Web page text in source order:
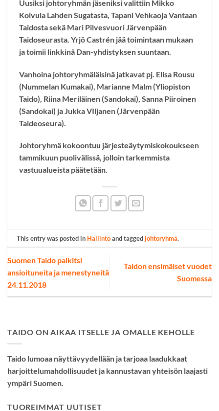
Uusiksi johtoryhmän jäseniksi valittiin Mikko
Koivula Lahden Sugatasta, Tapani Vehkaoja Vantaan
Taidosta sekä Mari Pilvesvuori Järvenpään
Taidoseurasta. Yrjö Castrén jää toimintaan mukaan
ja toimii linkkinä Dan-yhdistyksen suuntaan.
Vanhoina johtoryhmäläisinä jatkavat pj. Elisa Rousu
(Nummelan Kumakai), Marianne Malm (Yliopiston
Taido), Riina Meriläinen (Sandokai), Sanna Piiroinen
(Sandokai) ja Jukka VIljanen (Järvenpään
Taideoseura).
Johtoryhmä kokoontuu järjesteäytymiskokoukseen
tammikuun puolivälissä, jolloin tarkemmista
vastuualueista päätetään.
This entry was posted in Hallintoand taggedjohtoryhmä.
Suomen Taido palkitsi
ansioituneita ja menestyneitä
24.11.2018
Taidon ensimäiset vuodet
Suomessa
TAIDO ON AIKAA ITSELLE JA OMALLE KEHOLLE
Taido lumoaa näyttävyydellään ja tarjoaa laadukkaat
harjoittelumahdollisuudet ja kannustavan yhteisön laajasti
ympäri Suomen.
TUOREIMMAT UUTISET